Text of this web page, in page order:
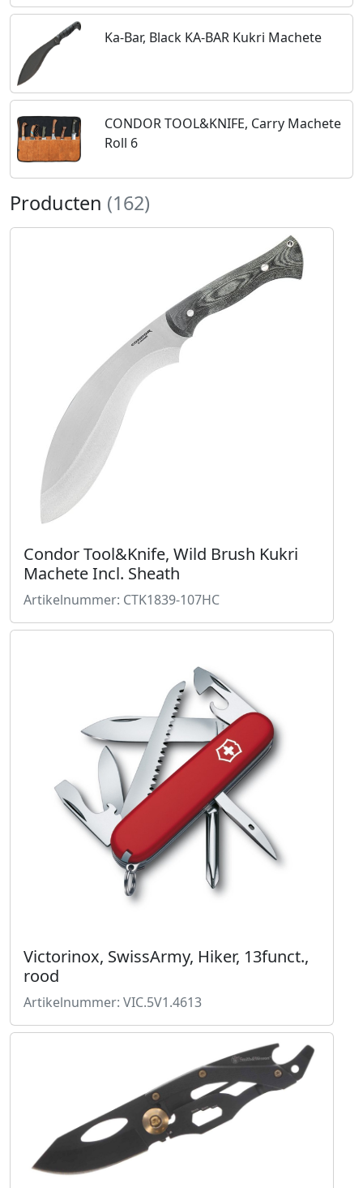
Ka-Bar, Black KA-BAR Kukri Machete
CONDOR TOOL&KNIFE, Carry Machete
Roll 6
Producten (162)
Condor Tool&Knife, Wild Brush Kukri
Machete Incl. Sheath
Artikelnummer: CTK1839-107HC
Victorinox, SwissArmy, Hiker, 13funct.,
rood
Artikelnummer: VIC.5V1.4613